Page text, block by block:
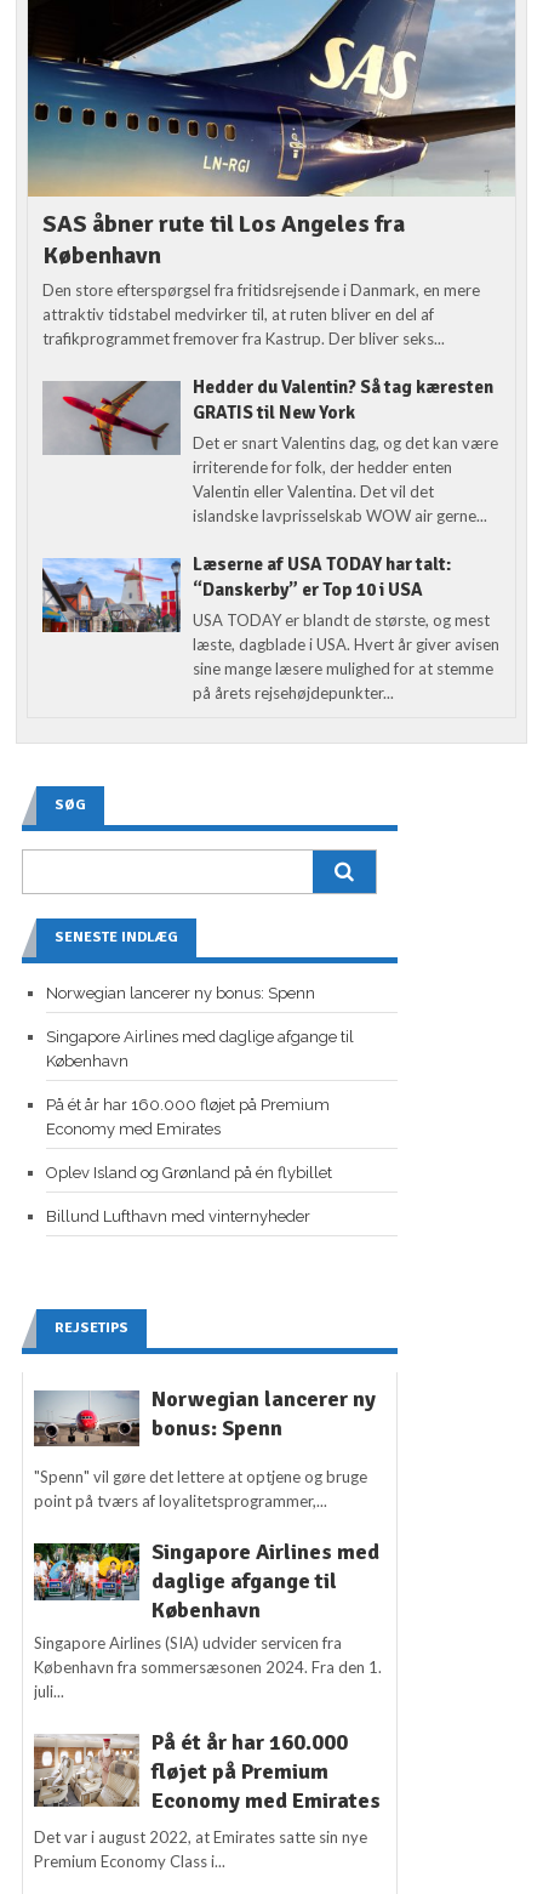
SAS åbner rute til Los Angeles fra
København
Den store efterspørgsel fra fritidsrejsende i Danmark, en mere
attraktiv tidstabel medvirker til, at ruten bliver en del af
trafikprogrammet fremover fra Kastrup. Der bliver seks...
Hedder du Valentin? Så tag kæresten
GRATIS til New York
Det er snart Valentins dag, og det kan være
irriterende for folk, der hedder enten
Valentin eller Valentina. Det vil det
islandske lavprisselskab WOW air gerne...
Læserne af USA TODAY har talt:
“Danskerby” er Top 10 i USA
USA TODAY er blandt de største, og mest
læste, dagblade i USA. Hvert år giver avisen
sine mange læsere mulighed for at stemme
på årets rejsehøjdepunkter...
SØG
SENESTE INDLÆG
Norwegian lancerer ny bonus: Spenn
Singapore Airlines med daglige afgange til
København
På ét år har 160.000 fløjet på Premium
Economy med Emirates
Oplev Island og Grønland på én flybillet
Billund Lufthavn med vinternyheder
REJSETIPS
Norwegian lancerer ny
bonus: Spenn
"Spenn" vil gøre det lettere at optjene og bruge
point på tværs af loyalitetsprogrammer,...
Singapore Airlines med
daglige afgange til
København
Singapore Airlines (SIA) udvider servicen fra
København fra sommersæsonen 2024. Fra den 1.
juli...
På ét år har 160.000
fløjet på Premium
Economy med Emirates
Det var i august 2022, at Emirates satte sin nye
Premium Economy Class i...